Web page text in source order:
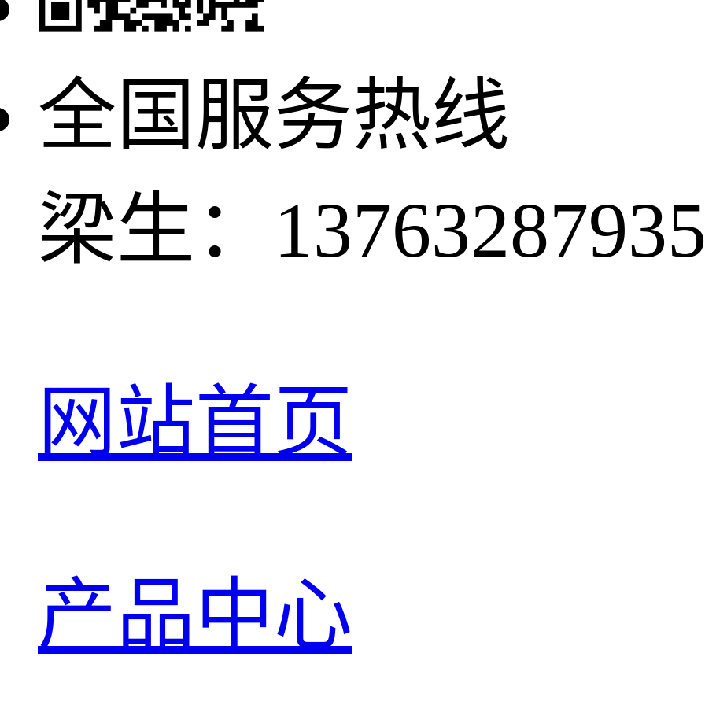
全国服务热线
梁生：
网站首页
产品中心